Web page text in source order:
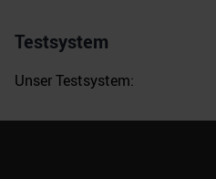
Testsystem
Unser Testsystem: